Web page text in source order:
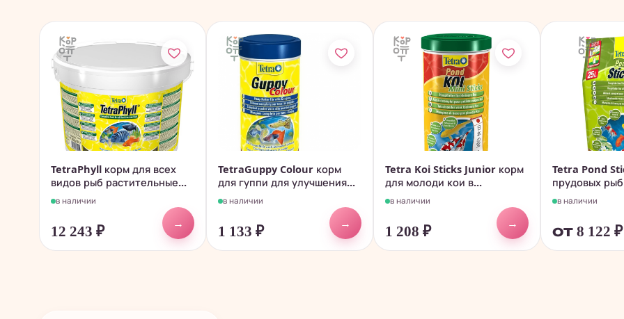
TetraPhyll корм для всех
видов рыб растительные...
в наличии
12 243 ₽
→
TetraGuppy Colour корм
для гуппи для улучшения...
в наличии
1 133 ₽
→
Tetra Koi Sticks Junior корм
для молоди кои в...
в наличии
1 208 ₽
→
Tetra Pond
прудовых
в наличии
от 8 122 ₽